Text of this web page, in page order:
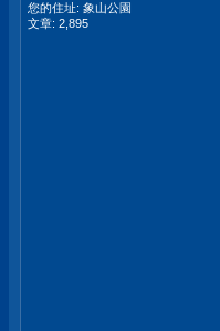
您的住址: 象山公園
文章: 2,895